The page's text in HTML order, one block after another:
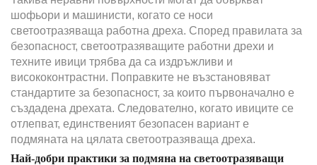
шофьори и машинисти, когато се носи
светоотразяваща работна дреха. Според правилата за
безопасност, светоотразяващите работни дрехи и
техните ивици трябва да са издръжливи и
висококонтрастни. Поправките не възстановяват
стандартите за безопасност, за които първоначално е
създадена дрехата. Следователно, когато ивиците се
отлепват, единственият безопасен вариант е
подмяната на цялата светоотразяваща дреха.
Най-добри практики за подмяна на светоотразяващи